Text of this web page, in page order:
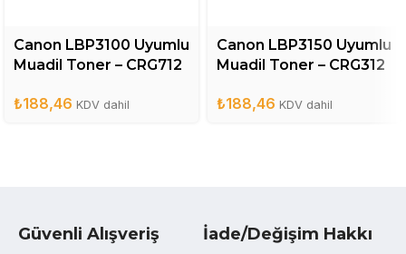
Canon LBP3100 Uyumlu
Muadil Toner – CRG712
₺188,46 KDV dahil
Canon LBP3150 Uyumlu
Muadil Toner – CRG312
₺188,46 KDV dahil
Güvenli Alışveriş İade/Değişim Hakkı